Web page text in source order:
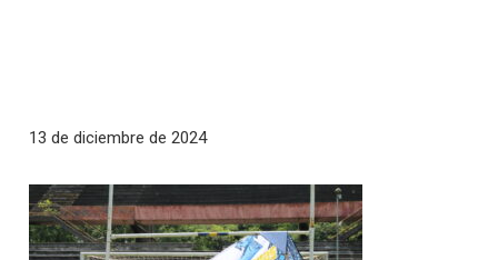
13 de diciembre de 2024